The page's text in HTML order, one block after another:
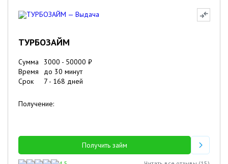
ТУРБОЗАЙМ
Сумма 3000 - 50000 ₽
Время
до 30 минут
Срок
7 - 168 дней
Получение:
Получить займ